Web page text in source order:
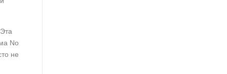
No
не